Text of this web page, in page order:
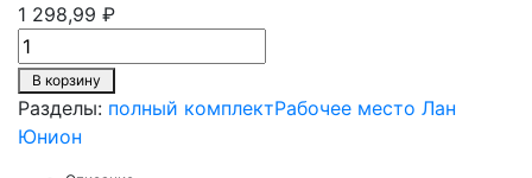
1 298,99 ₽
В корзину
Разделы: полный комплектРабочее место Лан
Юнион